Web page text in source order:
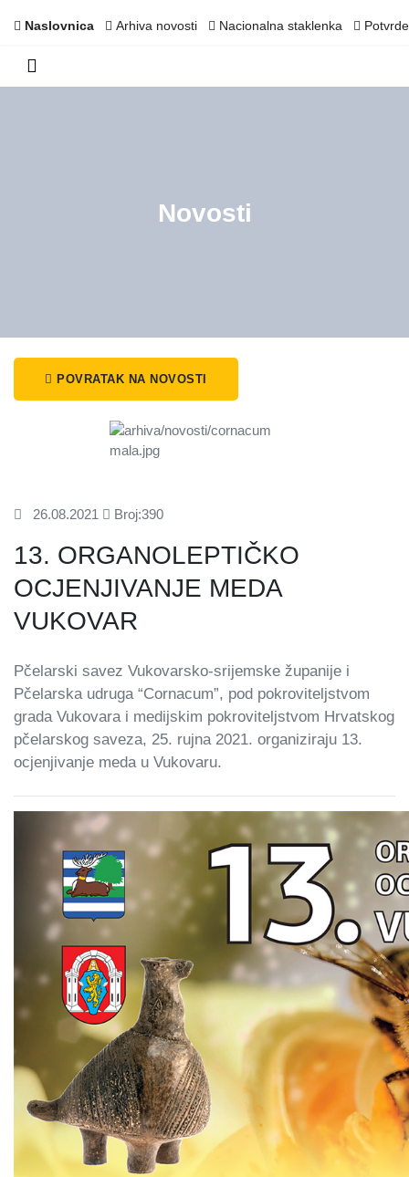
Naslovnica Arhiva novosti Nacionalna staklenka Potvrde
Novosti
POVRATAK NA NOVOSTI
26.08.2021 Broj:390
13. ORGANOLEPTIČKO
OCJENJIVANJE MEDA
VUKOVAR
Pčelarski savez Vukovarsko-srijemske županije i
Pčelarska udruga “Cornacum”, pod pokroviteljstvom
grada Vukovara i medijskim pokroviteljstvom Hrvatskog
pčelarskog saveza, 25. rujna 2021. organiziraju 13.
ocjenjivanje meda u Vukovaru.